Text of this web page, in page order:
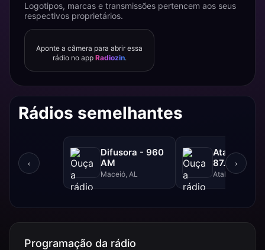
Logotipos, marcas e transmissões pertencem aos seus
respectivos proprietários.
Aponte a câmera para abrir essa
rádio no app Radiozin.
Rádios semelhantes
‹
Difusora - 960
AM
Maceió, AL
Atalaia FM -
87.9 FM
Atalaia, AL
›
Programação da rádio